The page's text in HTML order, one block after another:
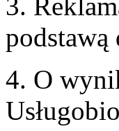
podstawą
4. O